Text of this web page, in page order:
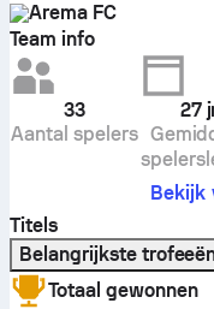
Arema FC
Team info
33
Aantal spelers
27
Bekijk
Titels
Belangrijkste
Totaal gewonnen